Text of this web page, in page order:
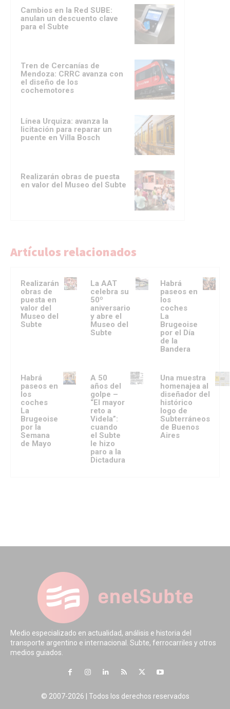
Cambios en la Red SUBE:
anulan un descuento clave
para el Subte
Tren de Cercanías de
Mendoza: CRRC avanza con
el diseño de los
cochemotores
Línea Urquiza: avanza la
licitación para reparar un
puente en Villa Bosch
Realizarán obras de puesta
en valor del Museo del Subte
Artículos relacionados
Realizarán
obras de
puesta en
valor del
Museo del
Subte
La AAT
celebra su
50º
aniversario
y abre el
Museo del
Subte
Habrá
paseos en
los
coches
La
Brugeoise
por el Día
de la
Bandera
Habrá
paseos en
los
coches
La
Brugeoise
por la
Semana
de Mayo
A 50
años del
golpe –
“El mayor
reto a
Videla”:
cuando
el Subte
le hizo
paro a la
Dictadura
Una muestra
homenajea al
diseñador del
histórico
logo de
Subterráneos
de Buenos
Aires
Medio especializado en actualidad, análisis e historia del
transporte argentino e internacional. Subte, ferrocarriles y otros
medios guiados.
© 2007-2026 | Todos los derechos reservados